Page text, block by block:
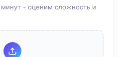
минут - оценим сложность и